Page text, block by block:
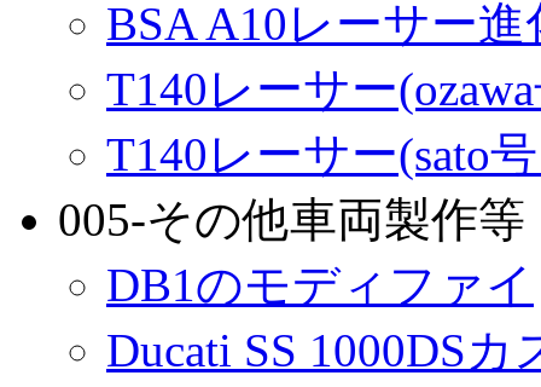
BSA A10レーサー進
T140レーサー
T140レーサー(sato
005-その他車両製作等
DB1のモディファイ
Ducati SS 1000DSカ